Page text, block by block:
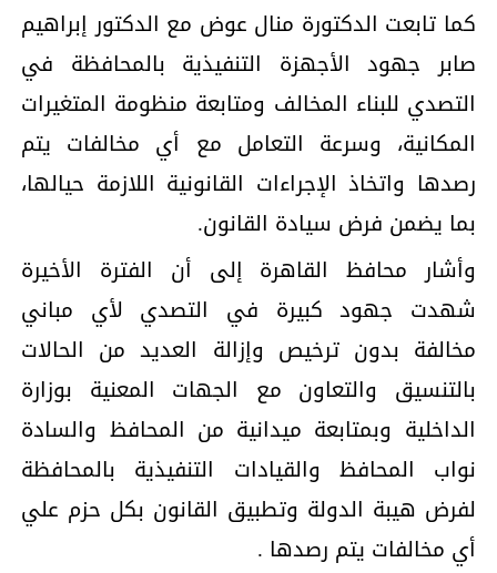
كما تابعت الدكتورة منال عوض مع الدكتور إبراهيم
صابر جهود الأجهزة التنفيذية بالمحافظة في
التصدي للبناء المخالف ومتابعة منظومة المتغيرات
المكانية، وسرعة التعامل مع أي مخالفات يتم
رصدها واتخاذ الإجراءات القانونية اللازمة حيالها،
بما يضمن فرض سيادة القانون.
وأشار محافظ القاهرة إلى أن الفترة الأخيرة
شهدت جهود كبيرة في التصدي لأي مباني
مخالفة بدون ترخيص وإزالة العديد من الحالات
بالتنسيق والتعاون مع الجهات المعنية بوزارة
الداخلية وبمتابعة ميدانية من المحافظ والسادة
نواب المحافظ والقيادات التنفيذية بالمحافظة
لفرض هيبة الدولة وتطبيق القانون بكل حزم علي
أي مخالفات يتم رصدها .